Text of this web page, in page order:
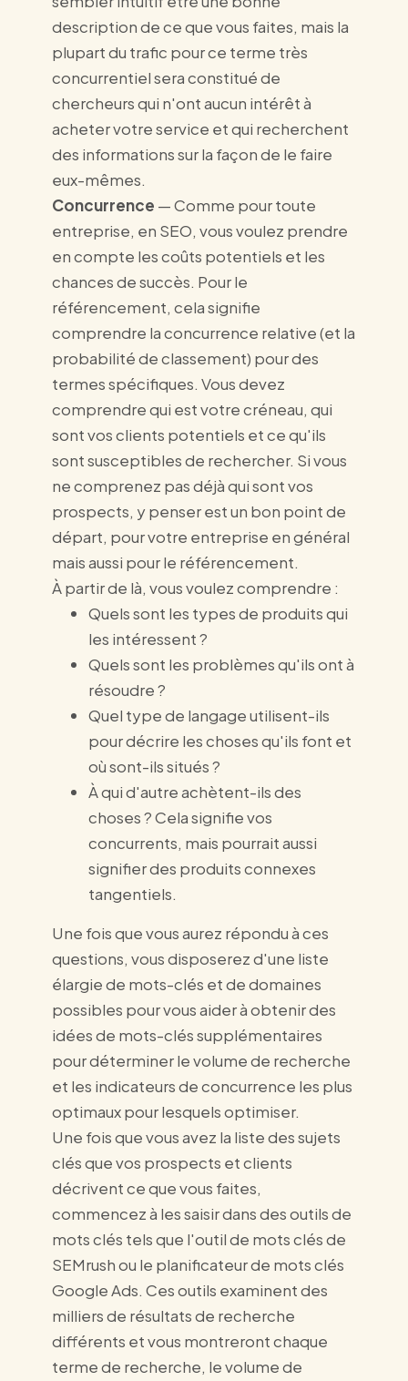
description de ce que vous faites, mais la
plupart du trafic pour ce terme très
concurrentiel sera constitué de
chercheurs qui n'ont aucun intérêt à
acheter votre service et qui recherchent
des informations sur la façon de le faire
eux-mêmes.
Concurrence — Comme pour toute
entreprise, en SEO, vous voulez prendre
en compte les coûts potentiels et les
chances de succès. Pour le
référencement, cela signifie
comprendre la concurrence relative (et la
probabilité de classement) pour des
termes spécifiques. Vous devez
comprendre qui est votre créneau, qui
sont vos clients potentiels et ce qu'ils
sont susceptibles de rechercher. Si vous
ne comprenez pas déjà qui sont vos
prospects, y penser est un bon point de
départ, pour votre entreprise en général
mais aussi pour le référencement.
À partir de là, vous voulez comprendre :
Quels sont les types de produits qui
les intéressent ?
Quels sont les problèmes qu'ils ont à
résoudre ?
Quel type de langage utilisent-ils
pour décrire les choses qu'ils font et
où sont-ils situés ?
À qui d'autre achètent-ils des
choses ? Cela signifie vos
concurrents, mais pourrait aussi
signifier des produits connexes
tangentiels.
Une fois que vous aurez répondu à ces
questions, vous disposerez d'une liste
élargie de mots-clés et de domaines
possibles pour vous aider à obtenir des
idées de mots-clés supplémentaires
pour déterminer le volume de recherche
et les indicateurs de concurrence les plus
optimaux pour lesquels optimiser.
Une fois que vous avez la liste des sujets
clés que vos prospects et clients
décrivent ce que vous faites,
commencez à les saisir dans des outils de
mots clés tels que l'outil de mots clés de
SEMrush ou le planificateur de mots clés
Google Ads. Ces outils examinent des
milliers de résultats de recherche
différents et vous montreront chaque
terme de recherche, le volume de